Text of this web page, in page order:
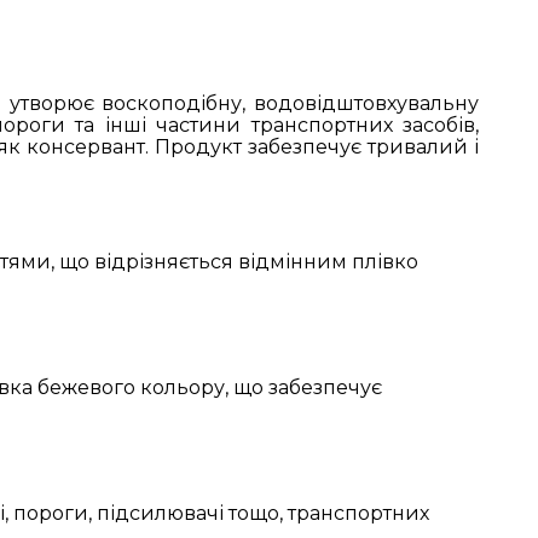
воскоподібну, водовідштовхувальну
та інші частини транспортних засобів,
консервант. Продукт забезпечує тривалий і
що відрізняється відмінним плівко
бежевого кольору, що забезпечує
підсилювачі тощо, транспортних